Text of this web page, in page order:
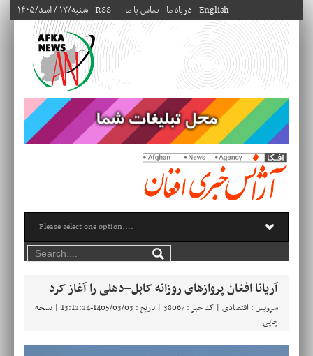
۱۴۰۵/شنبه/۱۷ / اسد RSS تماس با ما درباه ما English
آریانا افغان پروازهای روزانه کابل–دهلی را آغاز کرد
سرویس : اقتصادی | کد خبر : 38067 | تاریخ : 1405/03/03-13:12:24 |
نسخه
چاپی